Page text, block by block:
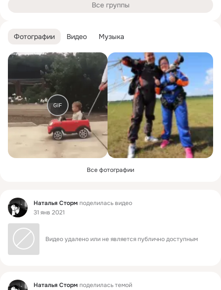
Фотографии Видео Музыка
GIF
Все фотографии
Фид Наталья Сторм поделилась видео
31 янв 2021
Видео удалено или не является публично доступным
Фид Наталья Сторм поделилась темой
Все группы